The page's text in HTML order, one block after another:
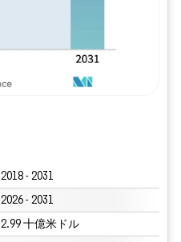
2018 - 2031
2026 - 2031
2.99 十億米ドル